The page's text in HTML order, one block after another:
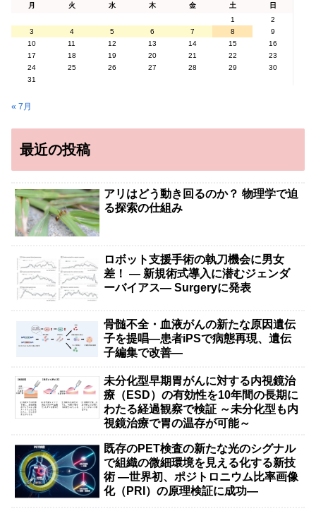
月 火 水 木 金 土
日
1
2
3
4 5 6 7 8
9
10
11 12 13 14 15
16
17
18 19 20 21 22
23
24
25 26 27 28 29
30
31
« 7月
最近の投稿
アリはどう動き回るのか？ 物理学で迫
る探索の仕組み
ロボット支援手術の執刀機会に男女
差！ — 新規術式導入に潜むジェンダ
ーバイアス— Surgeryに発表
骨髄不全・血液がんの新たな原因遺伝
子を提唱―患者iPSで病態再現、遺伝
子編集で改善―
未分化型早期胃がんに対する内視鏡治
療（ESD）の有効性を10年間の長期に
わたる経過観察で検証 ～未分化型も内
視鏡治療で胃の温存が可能～
既存のPET検査の新たな光のシグナル
で組織の微細環境を見える化する新技
術 ―世界初、ポジトロニウム比率画像
化（PRI）の原理検証に成功―